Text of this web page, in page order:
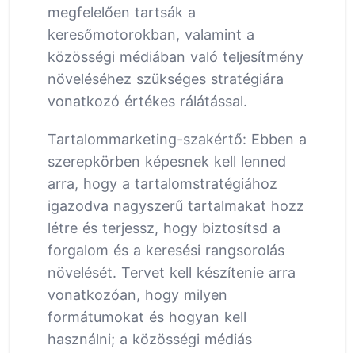
megfelelően tartsák a
keresőmotorokban, valamint a
közösségi médiában való teljesítmény
növeléséhez szükséges stratégiára
vonatkozó értékes rálátással.
Tartalommarketing-szakértő: Ebben a
szerepkörben képesnek kell lenned
arra, hogy a tartalomstratégiához
igazodva nagyszerű tartalmakat hozz
létre és terjessz, hogy biztosítsd a
forgalom és a keresési rangsorolás
növelését. Tervet kell készítenie arra
vonatkozóan, hogy milyen
formátumokat és hogyan kell
használni; a közösségi médiás